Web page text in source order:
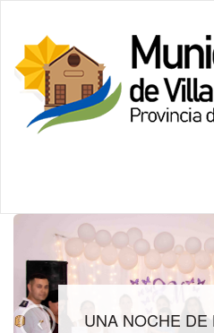
contenido
principal
Villa
Dominguez
Información
destacada
UNA NOCHE